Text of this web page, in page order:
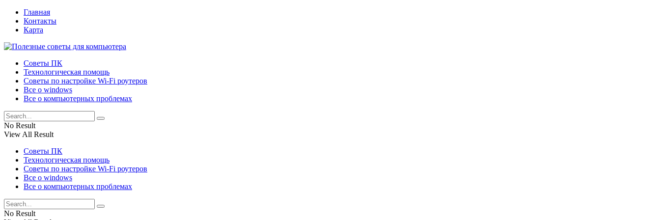
Главная
Контакты
Карта
Советы ПК
Технологическая помощь
Советы по настройке Wi-Fi роутеров
Все о windows
Все о компьютерных проблемах
No Result
View All Result
Советы ПК
Технологическая помощь
Советы по настройке Wi-Fi роутеров
Все о windows
Все о компьютерных проблемах
No Result